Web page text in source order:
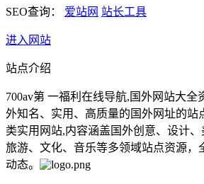
SEO查询： 爱站网 站长工具
进入网站
站点介绍
700av第 一福利在线导航,国外网站大全
外知名、实用、高质量的国外网址的站
类实用网站,内容涵盖国外创意、设计、
旅游、文化、音乐等多领域站点资源，
动态。